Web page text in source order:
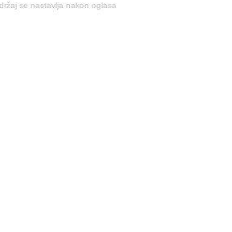
se nastavlja nakon oglasa